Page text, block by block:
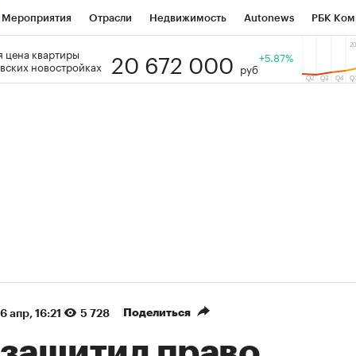
Мероприятия Отрасли Недвижимость Autonews РБК
РБК Образование Тренды
цена квартиры
новостройках
20 672 000 руб
+5.87%
апр, 16:21 5 728 Поделиться